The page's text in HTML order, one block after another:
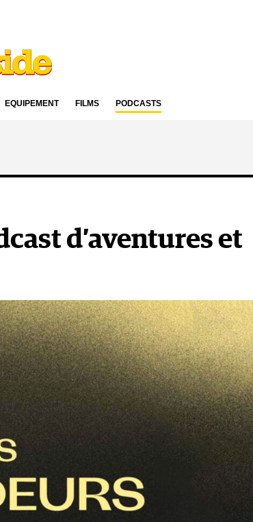
ÉQUIPEMENT FILMS PODCASTS
d’aventures et